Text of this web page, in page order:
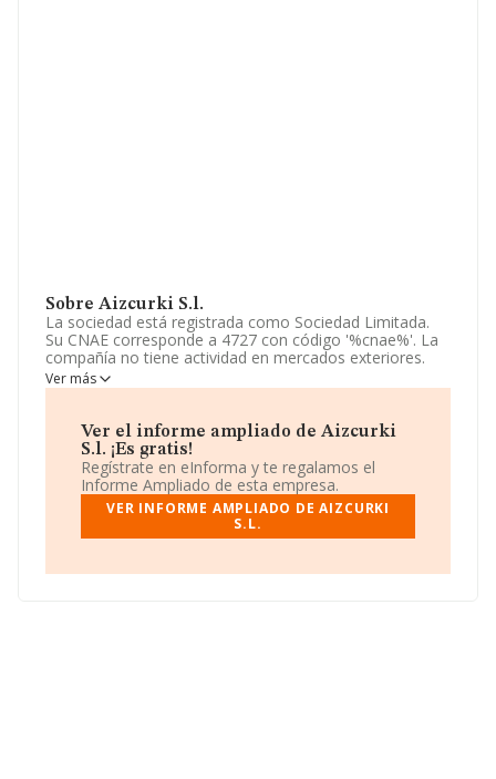
Sobre Aizcurki S.l.
La sociedad está registrada como Sociedad Limitada.
Su CNAE corresponde a 4727 con código '%cnae%'. La
compañía no tiene actividad en mercados exteriores.
La sociedad españolaAizcurki S.L, con CIF B31862675,
Pb núm. 19, (31007), en el municipio de Pamplona,
Navarra.
Con los datos a disposición de INFORMA sobre 10.047
empresas pertenecientes al sector, la facturación en el
ámbito nacional alcanza los 18.645 millones de euros y
la media de facturación de ventas entre todas las
cuenta la información sobre Navarra, en la base de
Ver más
Ver el informe ampliado de Aizcurki
S.l. ¡Es gratis!
Regístrate en eInforma y te regalamos el
Informe Ampliado de esta empresa.
VER INFORME AMPLIADO DE AIZCURKI
S.L.